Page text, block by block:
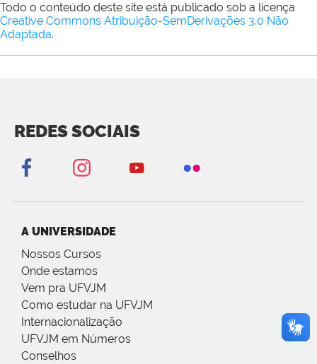
Todo o conteúdo deste site está publicado sob a licença
Creative Commons Atribuição-SemDerivações 3.0 Não
Adaptada.
REDES SOCIAIS
A UNIVERSIDADE
Nossos Cursos
Onde estamos
Vem pra UFVJM
Como estudar na UFVJM
Internacionalização
UFVJM em Números
Conselhos